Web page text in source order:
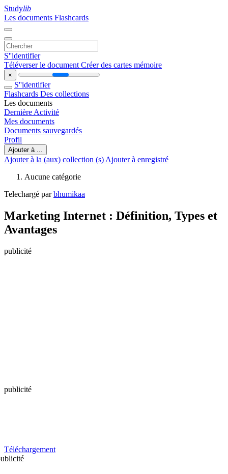
Studylib
Les documents Flashcards
S''identifier
Téléverser le document Créer des cartes mémoire
×
S''identifier
Flashcards Des collections
Les documents
Dernière Activité
Mes documents
Documents sauvegardés
Profil
Ajouter à ...
Ajouter à la (aux) collection (s) Ajouter à enregistré
Aucune catégorie
Telechargé parbhumikaa
Marketing Internet : Définition, Types et
Avantages
publicité
publicité
Téléchargement